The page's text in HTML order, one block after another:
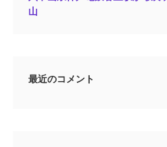
山
最近のコメント